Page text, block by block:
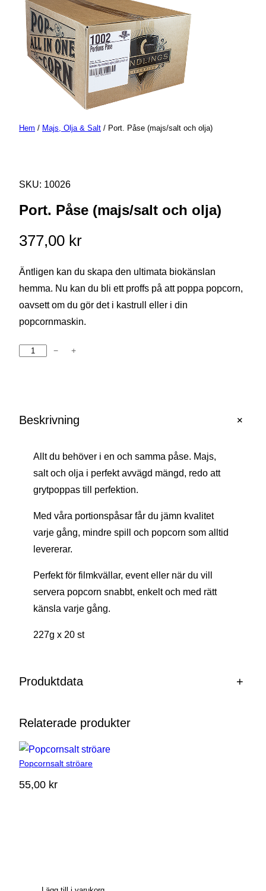
Hem / Majs, Olja & Salt / Port. Påse (majs/salt och olja)
SKU: 10026
Port. Påse (majs/salt och olja)
377,00 kr
Äntligen kan du skapa den ultimata biokänslan
hemma. Nu kan du bli ett proffs på att poppa popcorn,
oavsett om du gör det i kastrull eller i din
popcornmaskin.
Port.
olja)
− +
Beskrivning +
Allt du behöver i en och samma påse. Majs,
salt och olja i perfekt avvägd mängd, redo att
grytpoppas till perfektion.
Med våra portionspåsar får du jämn kvalitet
varje gång, mindre spill och popcorn som alltid
levererar.
Perfekt för filmkvällar, event eller när du vill
servera popcorn snabbt, enkelt och med rätt
känsla varje gång.
227g x 20 st
Produktdata +
Relaterade produkter
Popcornsalt ströare
55,00 kr